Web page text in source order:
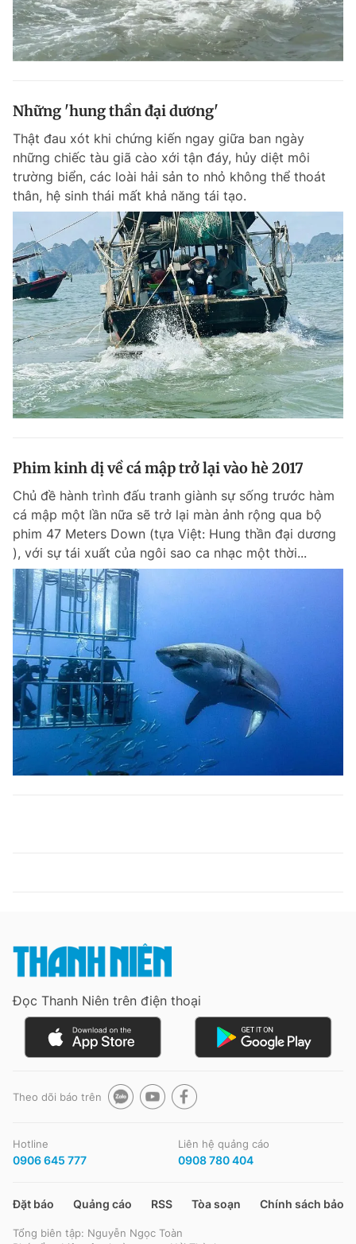
Những 'hung thần đại dương'
Thật đau xót khi chứng kiến ngay giữa ban ngày
những chiếc tàu giã cào xới tận đáy, hủy diệt môi
trường biển, các loài hải sản to nhỏ không thể thoát
thân, hệ sinh thái mất khả năng tái tạo.
Phim kinh dị về cá mập trở lại vào hè 2017
Chủ đề hành trình đấu tranh giành sự sống trước hàm
cá mập một lần nữa sẽ trở lại màn ảnh rộng qua bộ
phim 47 Meters Down (tựa Việt: Hung thần đại dương
), với sự tái xuất của ngôi sao ca nhạc một thời...
Đọc Thanh Niên trên điện thoại
Theo dõi báo trên
Hotline
0906 645 777
Liên hệ quảng cáo
0908 780 404
Đặt báo Quảng cáo RSS Tòa soạn Chính sách bảo
Tổng biên tập: Nguyễn Ngọc Toàn